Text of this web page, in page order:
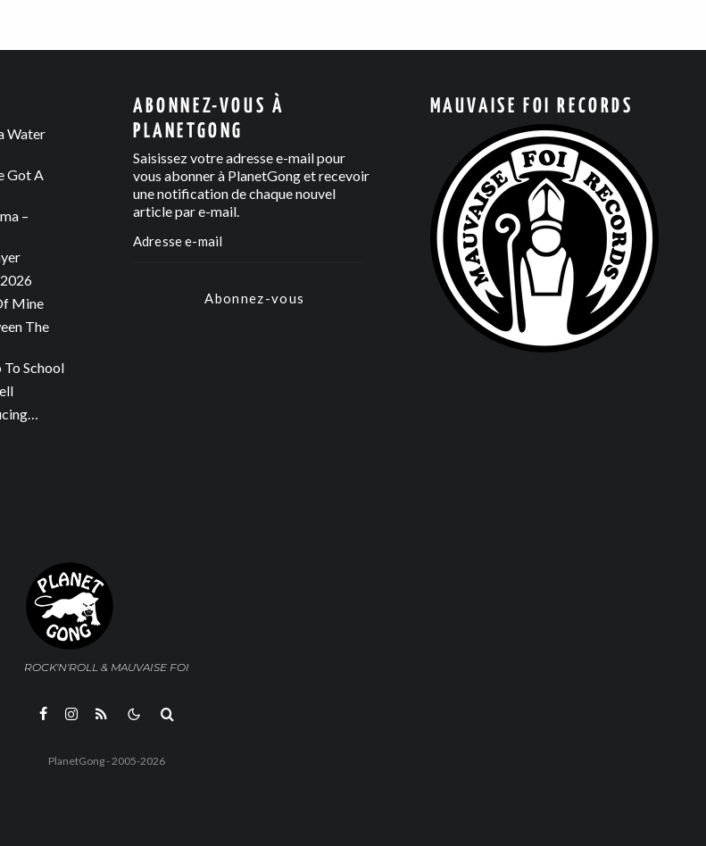
Water
Got A
–
Mine
The
School
ABONNEZ-VOUS À
PLANETGONG
Saisissez votre adresse e-mail pour
vous abonner à PlanetGong et recevoir
une notification de chaque nouvel
article par e-mail.
Abonnez-vous
MAUVAISE FOI RECORDS
ROCK'N'ROLL & MAUVAISE FOI
PlanetGong - 2005-2026